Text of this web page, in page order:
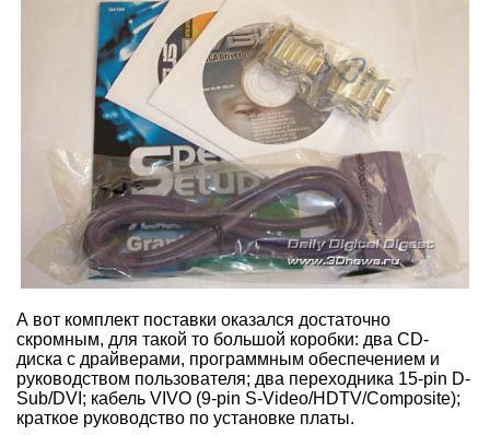
А вот комплект поставки оказался достаточно
скромным, для такой то большой коробки: два CD-
диска с драйверами, программным обеспечением и
руководством пользователя; два переходника 15-pin D-
Sub/DVI; кабель VIVO (9-pin S-Video/HDTV/Composite);
краткое руководство по установке платы.